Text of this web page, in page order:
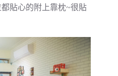
貼心的附上靠枕~很貼